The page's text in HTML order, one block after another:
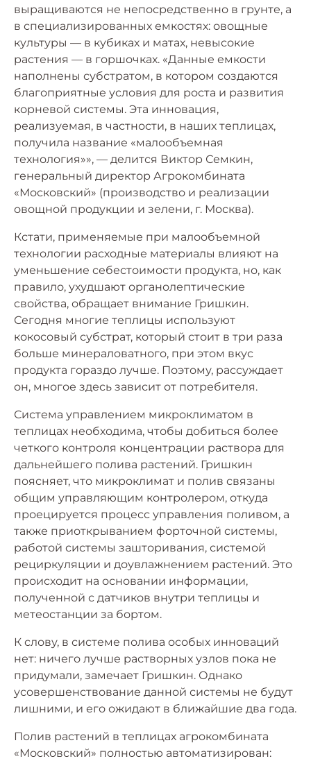
выращиваются не непосредственно в грунте, а
в специализированных емкостях: овощные
культуры — в кубиках и матах, невысокие
растения — в горшочках. «Данные емкости
наполнены субстратом, в котором создаются
благоприятные условия для роста и развития
корневой системы. Эта инновация,
реализуемая, в частности, в наших теплицах,
получила название «малообъемная
технология»», — делится Виктор Семкин,
генеральный директор Агрокомбината
«Московский» (производство и реализации
овощной продукции и зелени, г. Москва).
Кстати, применяемые при малообъемной
технологии расходные материалы влияют на
уменьшение себестоимости продукта, но, как
правило, ухудшают органолептические
свойства, обращает внимание Гришкин.
Сегодня многие теплицы используют
кокосовый субстрат, который стоит в три раза
больше минераловатного, при этом вкус
продукта гораздо лучше. Поэтому, рассуждает
он, многое здесь зависит от потребителя.
Система управлением микроклиматом в
теплицах необходима, чтобы добиться более
четкого контроля концентрации раствора для
дальнейшего полива растений. Гришкин
поясняет, что микроклимат и полив связаны
общим управляющим контролером, откуда
проецируется процесс управления поливом, а
также приоткрыванием форточной системы,
работой системы зашторивания, системой
рециркуляции и доувлажнением растений. Это
происходит на основании информации,
полученной с датчиков внутри теплицы и
метеостанции за бортом.
К слову, в системе полива особых инноваций
нет: ничего лучше растворных узлов пока не
придумали, замечает Гришкин. Однако
усовершенствование данной системы не будут
лишними, и его ожидают в ближайшие два года.
Полив растений в теплицах агрокомбината
«Московский» полностью автоматизирован: